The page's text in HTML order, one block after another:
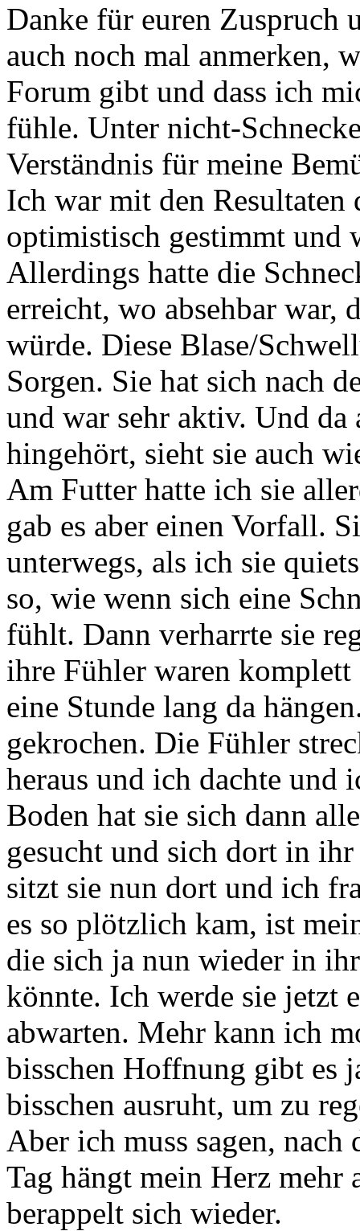
Danke für euren Zuspruch
auch noch mal anmerken,
Forum gibt und dass ich
fühle. Unter nicht-
Verständnis für meine
Ich war mit den Resultaten
optimistisch gestimmt und
Allerdings hatte die
erreicht, wo absehbar war,
würde. Diese Blase/
Sorgen. Sie hat sich nach
und war sehr aktiv. Und da
hingehört, sieht sie auch
Am Futter hatte ich sie
gab es aber einen Vorfall.
unterwegs, als ich sie
so, wie wenn sich eine
fühlt. Dann verharrte sie
ihre Fühler waren
eine Stunde lang da
gekrochen. Die Fühler
heraus und ich dachte und
Boden hat sie sich dann
gesucht und sich dort in
sitzt sie nun dort und ich
es so plötzlich kam, ist
die sich ja nun wieder in
könnte. Ich werde sie jetzt
abwarten. Mehr kann ich
bisschen Hoffnung gibt es
bisschen ausruht, um zu
Aber ich muss sagen,
Tag hängt mein Herz
berappelt sich wieder.